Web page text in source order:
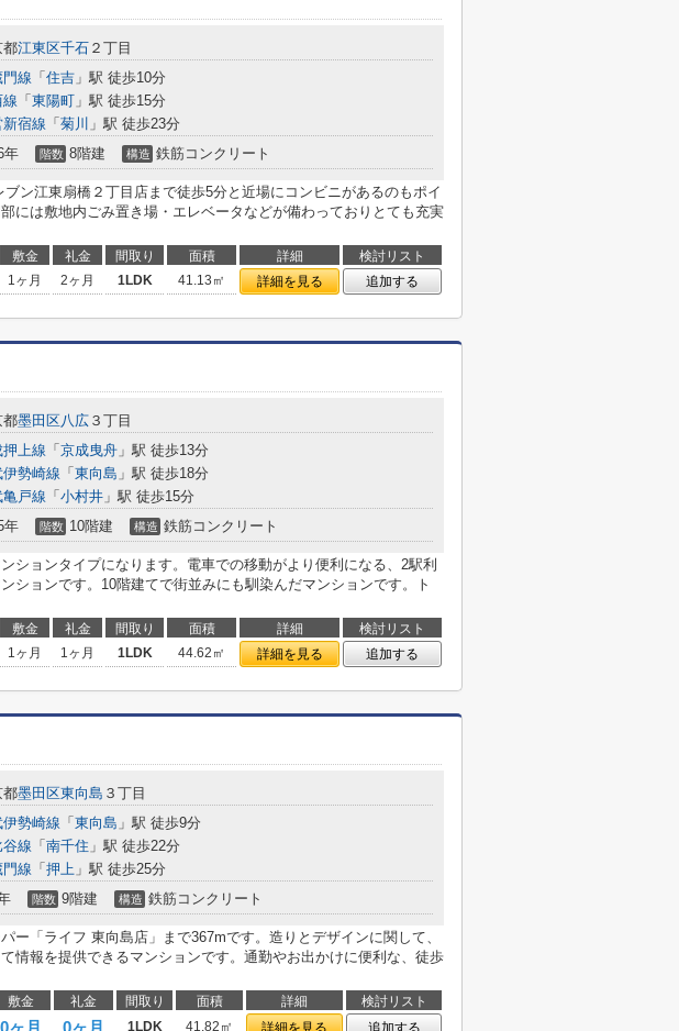
都江東区千石 ２丁目
線 「 住吉 」駅 徒歩10分
線 「 東陽町 」駅 徒歩15分
宿線 「 菊川 」駅 徒歩23分
年 階数 8階建 構造 鉄筋コンクリート
ブン江東扇橋２丁目店まで徒歩5分と近場にコンビニがあるのもポイ
には敷地内ごみ置き場・エレベータなどが備わっておりとても充実
敷金 礼金 間取り 面積 詳細
検討リスト
1ヶ月 2ヶ月 1LDK 41.13㎡ 詳細を見る 追加する
都墨田区八広 ３丁目
上線 「 京成曳舟 」駅 徒歩13分
伊勢崎線 「 東向島 」駅 徒歩18分
戸線 「 小村井 」駅 徒歩15分
年 階数 10階建 構造 鉄筋コンクリート
ションタイプになります。電車での移動がより便利になる、2駅利
ションです。10階建てで街並みにも馴染んだマンションです。ト
敷金 礼金 間取り 面積 詳細
検討リスト
1ヶ月 1ヶ月 1LDK 44.62㎡ 詳細を見る 追加する
都墨田区東向島 ３丁目
伊勢崎線 「 東向島 」駅 徒歩9分
谷線 「 南千住 」駅 徒歩22分
線 「 押上 」駅 徒歩25分
階数 9階建 構造 鉄筋コンクリート
ー「ライフ 東向島店」まで367mです。造りとデザインに関して、
情報を提供できるマンションです。通勤やお出かけに便利な、徒歩
敷金 礼金 間取り 面積 詳細
検討リスト
0ヶ月 0ヶ月 1LDK 41.82㎡ 詳細を見る 追加する